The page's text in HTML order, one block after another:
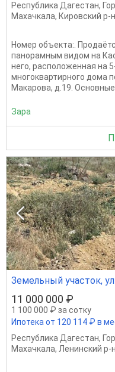
Республика Дагестан,
Махачкала, Кировский р-н
Номер объекта:.
панорамным видом на
него, расположенная на
многоквартирного дома
Макарова, д.19. Основные
Зара
Земельный участок,
11 000 000 ₽
1 100 000 ₽ за сотку
Ипотека от 120 114 ₽ в
Республика Дагестан,
Махачкала, Ленинский р-н